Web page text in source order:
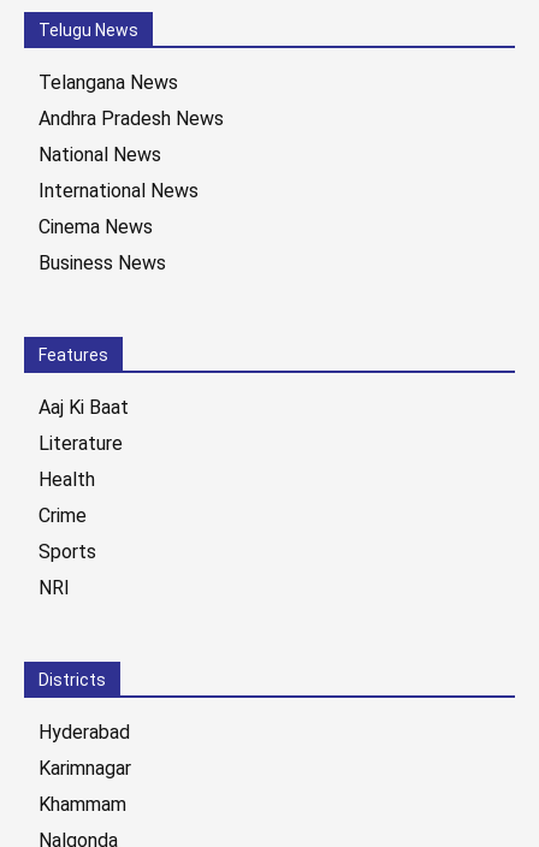
Telugu News
Telangana News
Andhra Pradesh News
National News
International News
Cinema News
Business News
Features
Aaj Ki Baat
Literature
Health
Crime
Sports
NRI
Districts
Hyderabad
Karimnagar
Khammam
Nalgonda